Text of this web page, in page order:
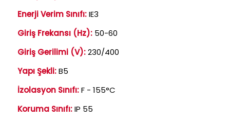
Enerji Verim Sınıfı:IE3
Giriş Frekansı (Hz): 50-60
Giriş Gerilimi (V):230/400
Yapı Şekli:B5
İzolasyon Sınıfı:F - 155°C
Koruma Sınıfı:IP 55